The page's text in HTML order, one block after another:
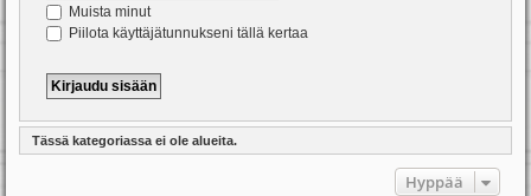
Muista minut
Piilota käyttäjätunnukseni tällä kertaa
Tässä kategoriassa ei ole alueita.
Hyppää